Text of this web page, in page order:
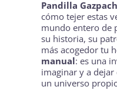
Pandilla
cómo tejer estas
mundo entero de
su historia, su
más acogedor tu
manual: es una
imaginar y a
un universo